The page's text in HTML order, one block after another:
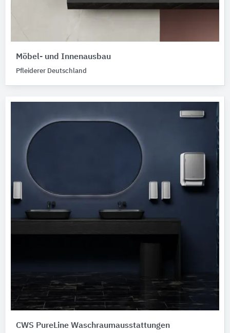
Möbel- und Innenausbau
Pfleiderer Deutschland
CWS PureLine Waschraumausstattungen